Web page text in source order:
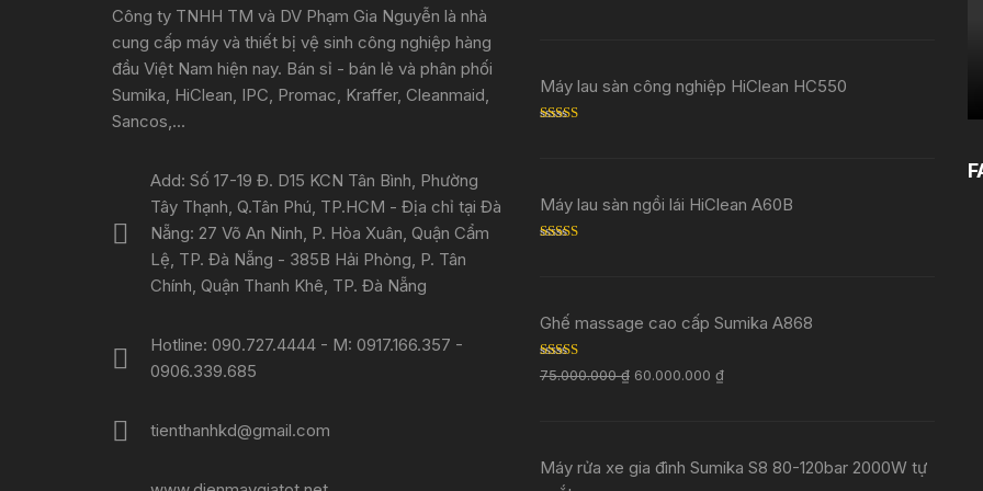
Công ty TNHH TM và DV Phạm Gia Nguyễn là nhà
cung cấp máy và thiết bị vệ sinh công nghiệp hàng
đầu Việt Nam hiện nay. Bán sỉ - bán lẻ và phân phối
Sumika, HiClean, IPC, Promac, Kraffer, Cleanmaid,
Sancos,...
Add: Số 17-19 Đ. D15 KCN Tân Bình, Phường
Tây Thạnh, Q.Tân Phú, TP.HCM - Địa chỉ tại Đà
Nẵng: 27 Võ An Ninh, P. Hòa Xuân, Quận Cẩm
Lệ, TP. Đà Nẵng - 385B Hải Phòng, P. Tân
Chính, Quận Thanh Khê, TP. Đà Nẵng
Hotline: 090.727.4444 - M: 0917.166.357 -
0906.339.685
tienthanhkd@gmail.com
Máy lau sàn công nghiệp HiClean HC550
Máy lau sàn ngồi lái HiClean A60B
Ghế massage cao cấp Sumika A868
Rated5.00
out of 5
75.000.000₫ 60.000.000 ₫
Máy rửa xe gia đình Sumika S8 80-120bar 2000W tự